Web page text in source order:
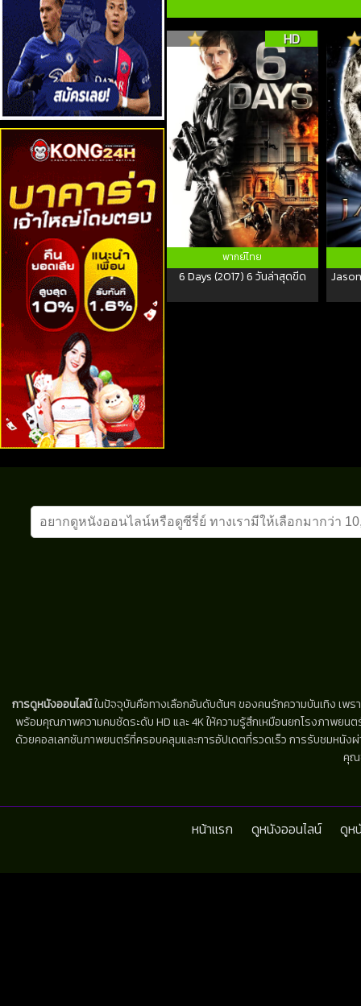
HD
พากย์ไทย
6 Days (2017) 6 วันล่าสุดขีด
การดูหนังออนไลน์ในปัจจุบันคือทางเลือกอันดับต้นๆ ของคนรักความบันเทิง เพร
พร้อมคุณภาพความคมชัดระดับ HD และ 4K ให้ความรู้สึกเหมือนยกโรงภาพยน
ด้วยคอลเลกชันภาพยนตร์ที่ครอบคลุมและการอัปเดตที่รวดเร็ว การรับชมหนัง
คุณ
หน้าแรก ดูหนังออนไลน์ ดูห